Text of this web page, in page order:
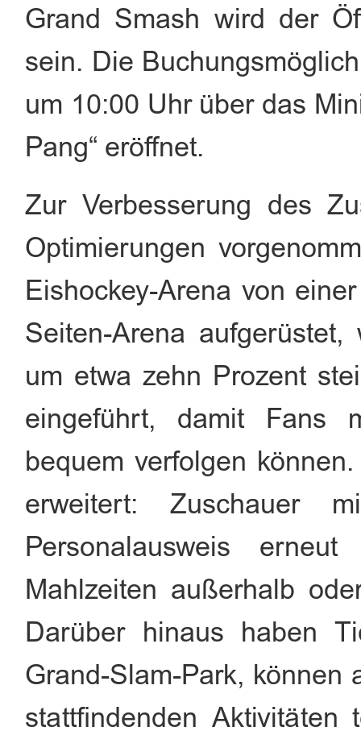
Grand Smash wird der
sein. Die
um 10:00 Uhr über das
Pang“ eröffnet.
Zur Verbesserung des
Optimierungen
Eishockey-Arena von
Seiten-Arena
um etwa zehn Prozent
eingeführt, damit Fans
bequem verfolgen
erweitert: Zuschauer
Personalausweis
Mahlzeiten außerhalb
Darüber hinaus haben
Grand-Slam-Park, können
stattfindenden